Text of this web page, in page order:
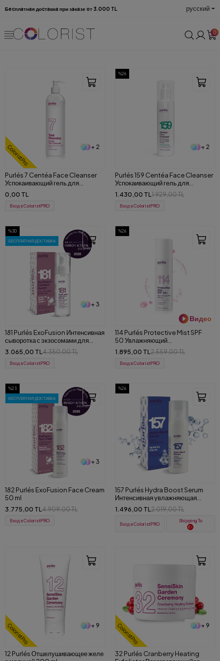
Бecплaтнaя доcтaвкa при зaкaзе oт 3.000 TL русский
0
ColoristPro + 2
Purlés 7 Centéa Face Cleanser
Успокаивающий гель для
умывания и снятия макияжа для
чувствительной кожи 500 ml
0,00 TL
Вход в ColoristPRO
%26
+ 2
Purlés 159 Centéa Face Cleanser
Успокаивающий гель для
умывания и снятия макияжа для
чувствительной кожи 200 ml
1.430,00 TL 1.929,00 TL
Вход в ColoristPRO
%30
БЕСПЛАТНАЯ ДОСТАВКА
+ 3
181 Purlés ExoFusion Интенсивная
сыворотка с экзосомами для
интенсивного восстановления и
уплотнения кожи 30 мл
3.065,00 TL 4.350,00 TL
Вход в ColoristPRO
%26
Видео
114 Purlés Protective Mist SPF
50 Увлажняющий
солнцезащитный спрей 150 ml
1.895,00 TL 2.559,00 TL
Вход в ColoristPRO
%23
БЕСПЛАТНАЯ ДОСТАВКА
+ 3
182 Purlés ExoFusion Face Cream
50 ml
3.775,00 TL 4.909,00 TL
Вход в ColoristPRO
%26
157 Purlés Hydra Boost Serum
Интенсивная увлажняющая
сыворотка 30 ml
1.496,00 TL 2.019,00 TL
Вход в ColoristPRO
Shipping To
ColoristPro + 9
12 Purlés Отшелушивающее желе
ColoristPro + 9
32 Purlés Cranberry Heating